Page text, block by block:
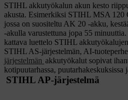
STIHL akkutyökalun akun kesto
akusta. Esimerkiksi STIHL MSA 120
jossa on suositeltu AK 20 -akku,
-akulla varustettuna jopa 55
kattava luettelo STIHL
STIHL AS-järjestelmän, AI-
järjestelmän akkutyökalut sopivat
kotipuutarhassa, puutarhakeskuksissa
STIHL AP-järjestelmä